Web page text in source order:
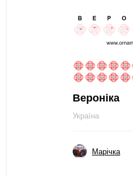
Вероніка
Україна
Марічка